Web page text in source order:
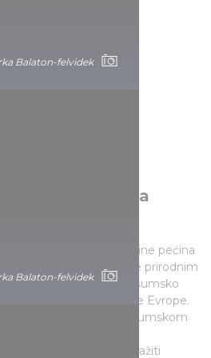
Balaton-felvidek
Balaton-felvidek
parka
brda, spustite se u dubine pećina
Drava. Pejzaž obiluje prirodnim
polje kleke u Barču ili šumsko
plavna šuma Centralne Evrope.
brodom ili, čak, šumskom
tokom izleta možete istražiti